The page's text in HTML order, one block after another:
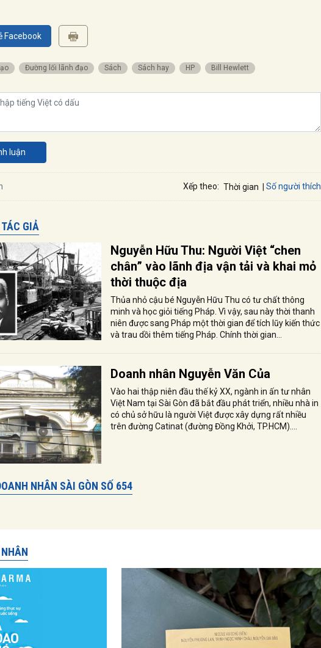
Facebook
Đường lối lãnh đạo Sách Sách hay HP Bill Hewlett
luận
Xếp theo: Thời gian Số người thích
GIẢ
Nguyễn Hữu Thu: Người Việt “chen
chân” vào lãnh địa vận tải và khai mỏ
thời thuộc địa
Thủa nhỏ cậu bé Nguyễn Hữu Thu có tư chất thông
minh và học giỏi tiếng Pháp. Vì vậy, sau này thời thanh
niên được sang Pháp một thời gian để tích lũy kiến thức
và trau dồi thêm tiếng Pháp. Chính thời gian...
Doanh nhân Nguyễn Văn Của
Vào hai thập niên đầu thế kỷ XX, ngành in ấn tư nhân
Việt Nam tại Sài Gòn đã bắt đầu phát triển, nhiều nhà in
có chủ sở hữu là người Việt được xây dựng rất nhiều
trên đường Catinat (đường Đồng Khởi, TP.HCM)....
NHÂN SÀI GÒN SỐ 654